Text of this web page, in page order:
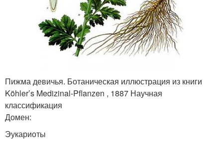
Пижма девичья. Ботаническая иллюстрация из книги
Köhler’s Medizinal-Pflanzen , 1887 Научная
классификация
Домен:
Эукариоты